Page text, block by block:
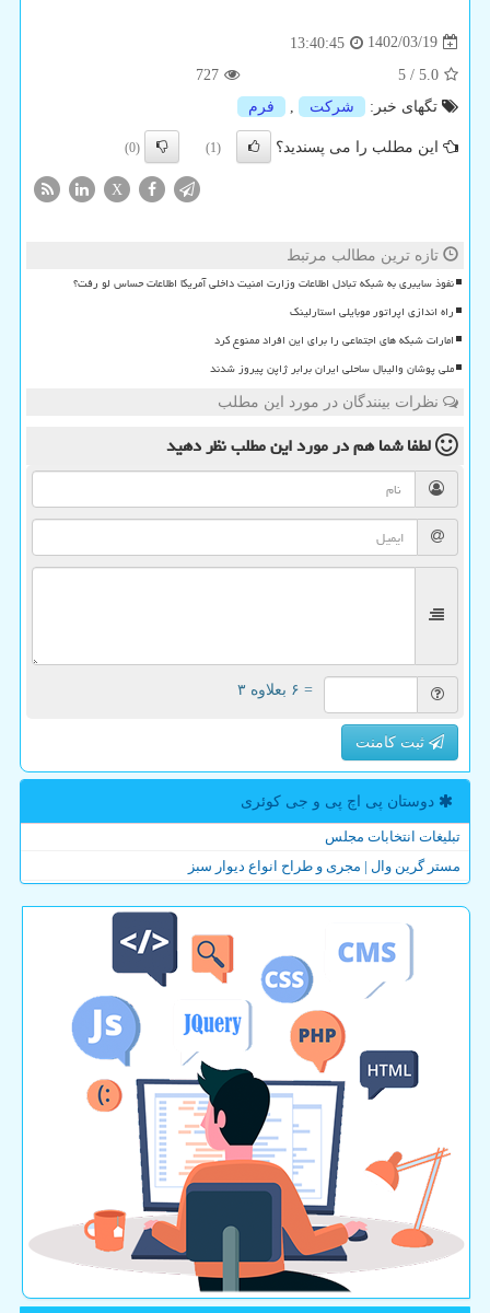
1402/03/19
13:40:45
5.0
/
5
727
تگهای خبر:
شركت , فرم
این مطلب را می پسندید؟ (1)
(0)
X
تازه ترین مطالب مرتبط
نفوذ سایبری به شبکه تبادل اطلاعات وزارت امنیت داخلی آمریکا اطلاعات حساس لو رفت؟
راه اندازی اپراتور موبایلی استارلینک
امارات شبکه های اجتماعی را برای این افراد ممنوع کرد
ملی پوشان والیبال ساحلی ایران برابر ژاپن پیروز شدند
نظرات بینندگان در مورد این مطلب
لطفا شما همدر مورد این مطلبنظر دهید
= ۶ بعلاوه ۳
ثبت کامنت
دوستان پی اچ پی و جی كوئری
تبلیغات انتخابات مجلس
مستر گرین وال | مجری و طراح انواع دیوار سبز